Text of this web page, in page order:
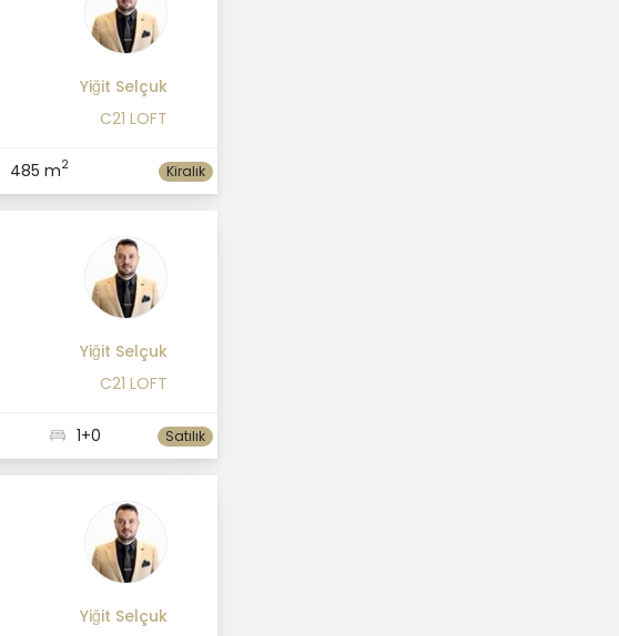
Yiğit Selçuk
C21 LOFT
485 m2 Kiralık
Yiğit Selçuk
C21 LOFT
1+0 Satılık
Yiğit Selçuk